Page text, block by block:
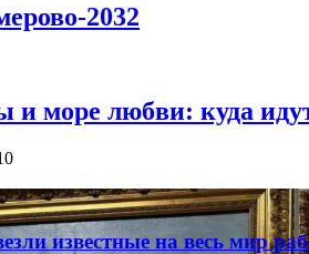
2032
и море любви: куда
известные на весь мир